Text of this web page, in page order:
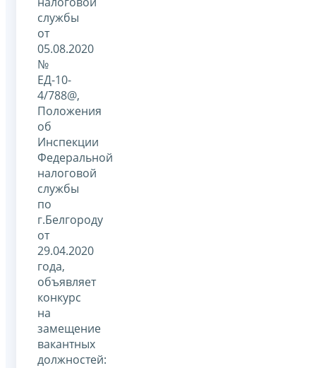
службы
от
05.08.2020
№
ЕД-10-
4/788@,
Положения
об
Инспекции
Федеральной
налоговой
службы
по
г.Белгороду
от
29.04.2020
года,
объявляет
конкурс
на
замещение
вакантных
должностей: